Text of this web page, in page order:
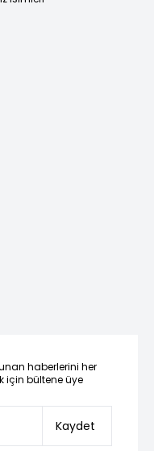
haberlerini her
için bültene üye
Kaydet